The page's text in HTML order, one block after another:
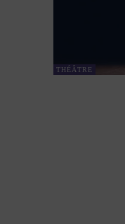
THÉÂTRE